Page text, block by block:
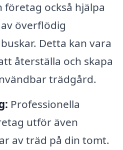
också hjälpa
överflödig
Detta kan vara
återställa och skapa
trädgård.
Professionella
utför även
av träd på din tomt.